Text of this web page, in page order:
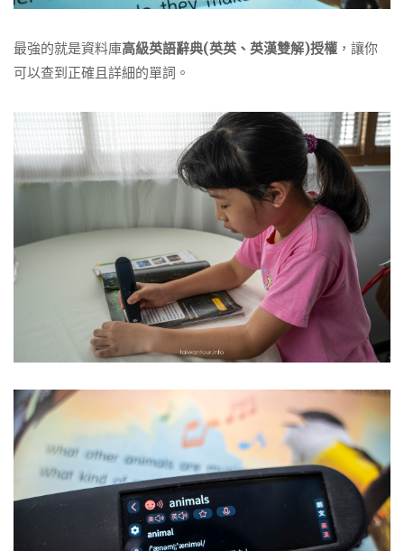
最強的就是資料庫高級英語辭典(英英、英漢雙解)授權 ，讓你
可以查到正確且詳細的單詞。